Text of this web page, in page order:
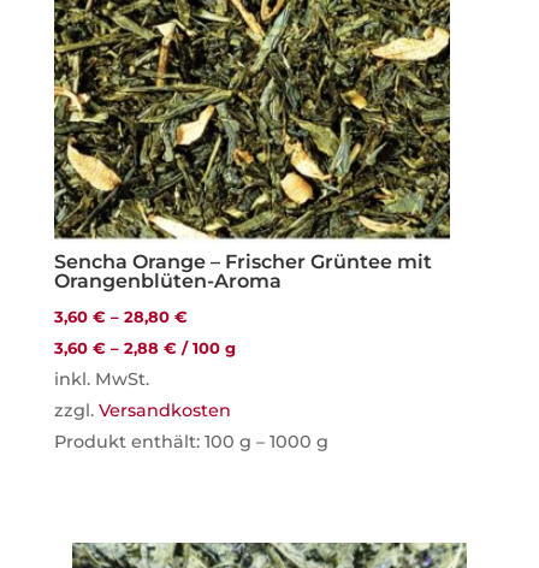
Sencha Orange – Frischer Grüntee mit
Orangenblüten-Aroma
3,60€ –28,80€
3,60€ –2,88€ /100 g
inkl. MwSt.
zzgl.Versandkosten
Produkt enthält: 100g – 1000g